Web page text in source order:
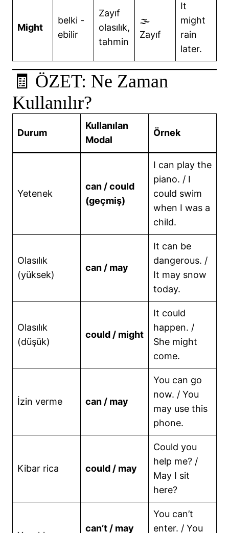
Might
belki -
ebilir
Zayıf
olasılık,
tahmin
🌫️
Zayıf
It
might
rain
later.
🧾 ÖZET: Ne Zaman
Kullanılır?
Durum
Kullanılan
Modal
Örnek
Yetenek
can / could
(geçmiş)
I can play the
piano. / I
could swim
when I was a
child.
Olasılık
(yüksek)
can / may
It can be
dangerous. /
It may snow
today.
Olasılık
(düşük)
could / might
It could
happen. /
She might
come.
İzin verme can / may
You can go
now. / You
may use this
phone.
Kibar rica could / may
Could you
help me? /
May I sit
here?
can’t / may
You can’t
enter. / You